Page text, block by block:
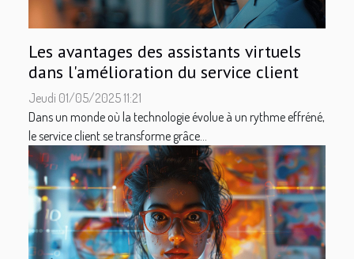
Les avantages des assistants virtuels
dans l'amélioration du service client
Jeudi 01/05/2025 11:21
Dans un monde où la technologie évolue à un rythme effréné,
le service client se transforme grâce...